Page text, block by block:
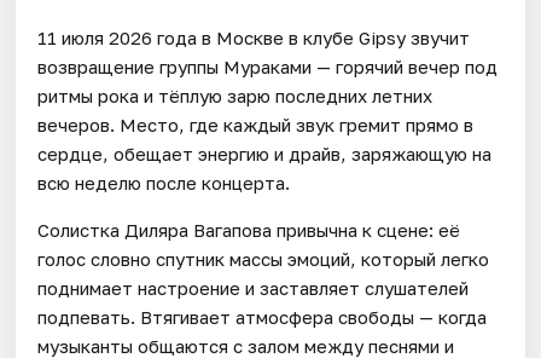
11 июля 2026 года в Москве в клубе Gipsy звучит
возвращение группы Мураками — горячий вечер под
ритмы рока и тёплую зарю последних летних
вечеров. Место, где каждый звук гремит прямо в
сердце, обещает энергию и драйв, заряжающую на
всю неделю после концерта.
Солистка Диляра Вагапова привычна к сцене: её
голос словно спутник массы эмоций, который легко
поднимает настроение и заставляет слушателей
подпевать. Втягивает атмосфера свободы — когда
музыканты общаются с залом между песнями и